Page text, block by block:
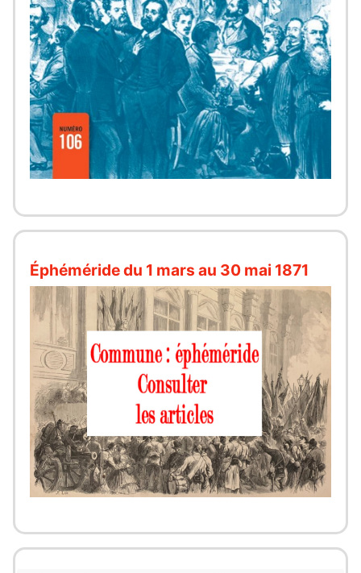
Éphéméride du 1 mars au 30 mai 1871